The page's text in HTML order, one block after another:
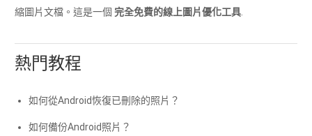
縮圖片文檔。這是一個完全免費的線上圖片優化工具
熱門教程
如何從Android恢復已刪除的照片？
如何備份Android照片？